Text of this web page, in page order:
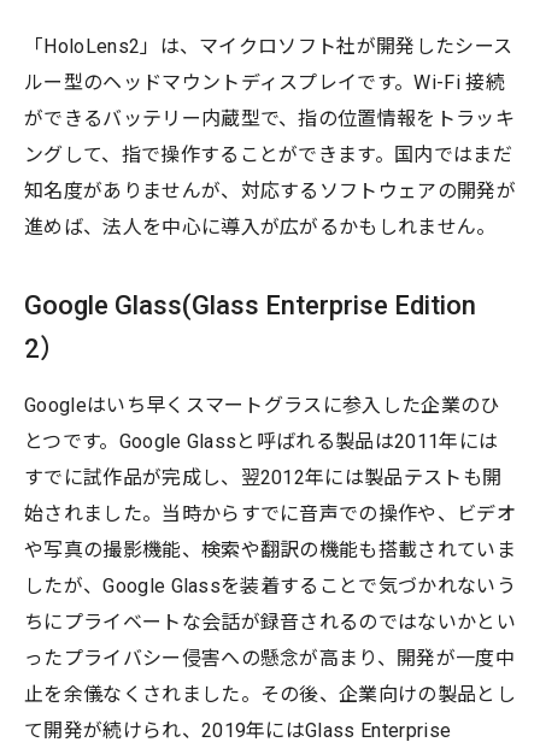
「HoloLens2」は、マイクロソフト社が開発したシース
ルー型のヘッドマウントディスプレイです。Wi-Fi 接続
ができるバッテリー内蔵型で、指の位置情報をトラッキ
ングして、指で操作することができます。国内ではまだ
知名度がありませんが、対応するソフトウェアの開発が
進めば、法人を中心に導入が広がるかもしれません。
Google Glass(Glass Enterprise Edition
2）
Googleはいち早くスマートグラスに参入した企業のひ
とつです。Google Glassと呼ばれる製品は2011年には
すでに試作品が完成し、翌2012年には製品テストも開
始されました。当時からすでに音声での操作や、ビデオ
や写真の撮影機能、検索や翻訳の機能も搭載されていま
したが、Google Glassを装着することで気づかれないう
ちにプライベートな会話が録音されるのではないかとい
ったプライバシー侵害への懸念が高まり、開発が一度中
止を余儀なくされました。その後、企業向けの製品とし
て開発が続けられ、2019年にはGlass Enterprise